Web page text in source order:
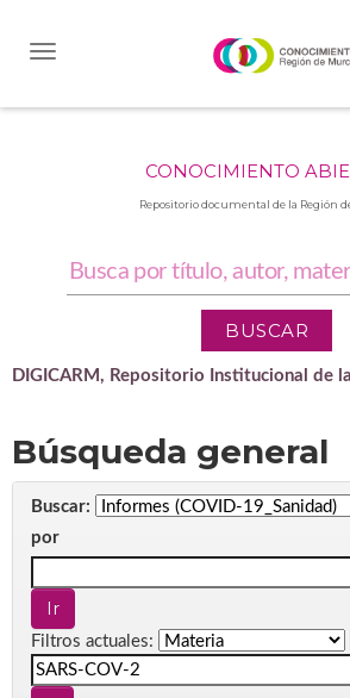
CONOCIMIENTO
Repositorio documental de la Región
DIGICARM, Repositorio Institucional de
Búsqueda general
Buscar:
por
Filtros actuales: